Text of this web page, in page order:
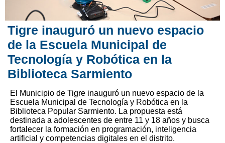
Tigre inauguró un nuevo espacio
de la Escuela Municipal de
Tecnología y Robótica en la
Biblioteca Sarmiento
El Municipio de Tigre inauguró un nuevo espacio de la
Escuela Municipal de Tecnología y Robótica en la
Biblioteca Popular Sarmiento. La propuesta está
destinada a adolescentes de entre 11 y 18 años y busca
fortalecer la formación en programación, inteligencia
artificial y competencias digitales en el distrito.